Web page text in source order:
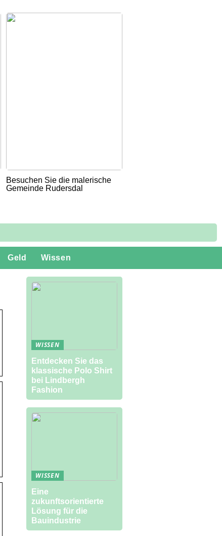
Besuchen Sie die malerische
Gemeinde Rudersdal
Geld Wissen
WISSEN
Entdecken Sie das
klassische Polo Shirt
bei Lindbergh
Fashion
WISSEN
Eine
zukunftsorientierte
Lösung für die
Bauindustrie